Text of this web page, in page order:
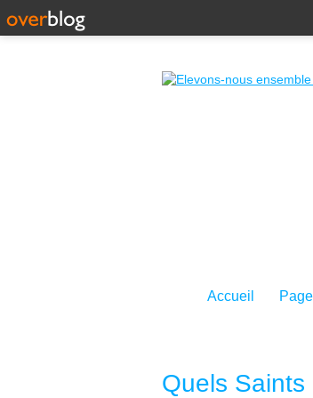
Accueil
Quels